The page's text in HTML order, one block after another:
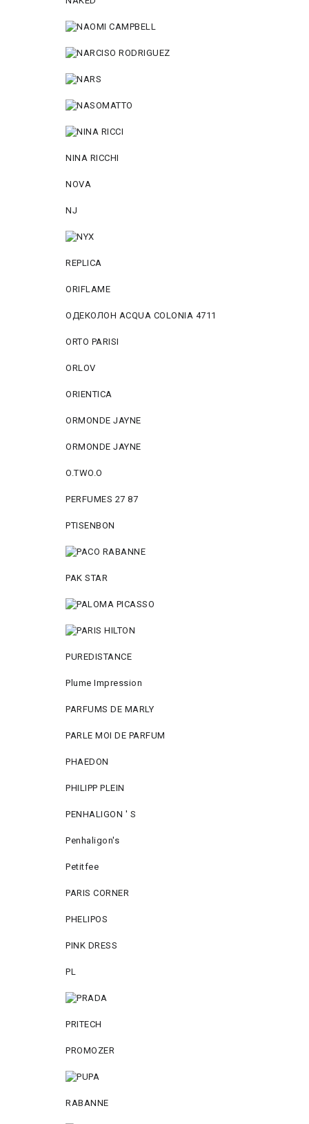
NINA RICCHI
NOVA
NJ
REPLICA
ORIFLAME
ОДЕКОЛОН ACQUA COLONIA 4711
ORTO PARISI
ORLOV
ORIENTICA
ORMONDE JAYNE
ORMONDE JAYNE
O.TWO.O
PERFUMES 27 87
PTISENBON
PAK STAR
PUREDISTANCE
Plume Impression
PARFUMS DE MARLY
PARLE MOI DE PARFUM
PHAEDON
PHILIPP PLEIN
PENHALIGON ' S
Penhaligon's
Petitfee
PARIS CORNER
PHELIPOS
PINK DRESS
PL
PRITECH
PROMOZER
RABANNE